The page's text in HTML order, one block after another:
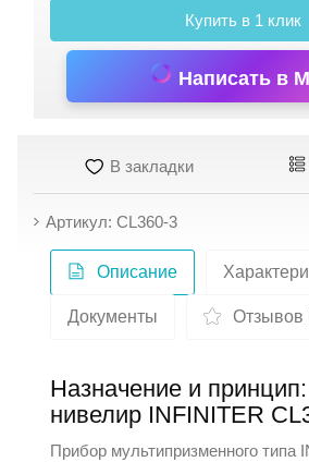
Купить в 1 клик
Написать в
В закладки
Артикул: CL360-3
Описание
Документы Отзывов
Назначение и
нивелир INFINITER
Прибор мультипризменного типа